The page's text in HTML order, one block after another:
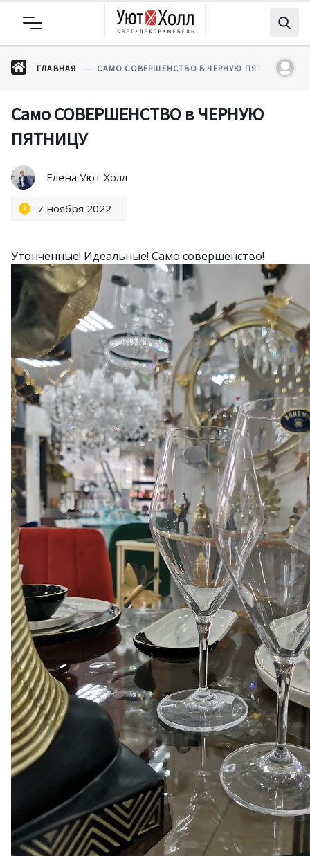
ГЛАВНАЯ САМО СОВЕРШЕНСТВО В ЧЕРНУЮ ПЯТНИЦУ
Само СОВЕРШЕНСТВО в ЧЕРНУЮ
ПЯТНИЦУ
Елена Уют Холл
7 ноября 2022
Утончённые! Идеальные! Само совершенство!